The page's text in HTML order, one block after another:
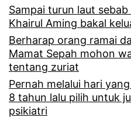
Sampai turun laut
Khairul Aming bakal
Berharap orang ramai
Mamat Sepah mohon
tentang zuriat
Pernah melalui hari
8 tahun lalu pilih untuk
psikiatri